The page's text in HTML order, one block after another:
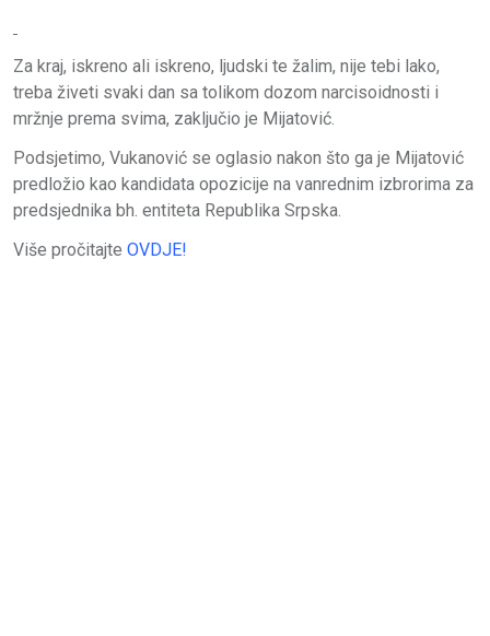
Za kraj, iskreno ali iskreno, ljudski te žalim, nije tebi lako,
treba živeti svaki dan sa tolikom dozom narcisoidnosti i
mržnje prema svima, zaključio je Mijatović.
Podsjetimo, Vukanović se oglasio nakon što ga je Mijatović
predložio kao kandidata opozicije na vanrednim izbrorima za
predsjednika bh. entiteta Republika Srpska.
Više pročitajte OVDJE!